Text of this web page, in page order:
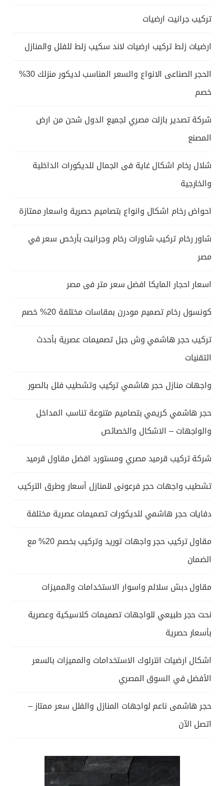
تركيب جرانيت ارضيات
ارضيات زلط تركيب ارضيات لاند سكيب زلط للفلل والمنازل
الحجر الصناعى الانواع والسعر المناسب لديكور منزلك 30%
خصم
شركة تصدير بازلت مصري لجميع الدول شحن من ارض
المصنع
شلال رخام اشكال غاية فى الجمال للديكورات الداخلية
والخارجية
احواض رخام اشكال وانواع بتصاميم حصرية واسعار ممتازة
شاور رخام تركيب شاورات رخام وجرانيت بأرخص سعر في
مصر
اسعار احجار المايكا افضل سعر متر فى مصر
كونسول رخام تصميم مودرن بمقاسات مختلفة 20% خصم
تركيب حجر هاشمي وش جبل تصميمات عصرية بأحدث
التقنيات
واجهات منازل حجر هاشمي تركيب وتشطيب فلل بالصور
حجر هاشمي كريمي بتصاميم متنوعة تناسب المداخل
والواجهات – الاشكال والخصائص
شركة تركيب قرميد مصري ومستورد افضل مقاول قرميد
تشطيب واجهات حجر فرعونى للمنازل أسعار وطرق التركيب
دفايات حجر هاشمي للديكورات تصميمات عصرية مختلفة
مقاول تركيب حجر واجهات توريد وتركيب بخصم 20% مع
الضمان
مقاول دبش سلالم واسوار الاستخدامات والمميزات
نحت حجر طبيعي للواجهات تصميمات كلاسيكية وعصرية
بأسعار حصرية
اشكال ارضيات انترلوك الاستخدامات والمميزات بالسعر
الأفضل في السوق المصري
حجر هاشمى ناعم لواجهات المنازل والفلل سعر ممتاز –
اتصل الآن